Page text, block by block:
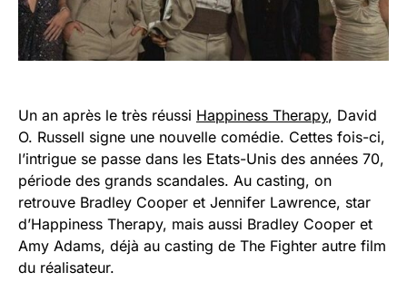
Un an après le très réussi Happiness Therapy, David
O. Russell signe une nouvelle comédie. Cettes fois-ci,
l’intrigue se passe dans les Etats-Unis des années 70,
période des grands scandales. Au casting, on
retrouve Bradley Cooper et Jennifer Lawrence, star
d’Happiness Therapy, mais aussi Bradley Cooper et
Amy Adams, déjà au casting de The Fighter autre film
du réalisateur.